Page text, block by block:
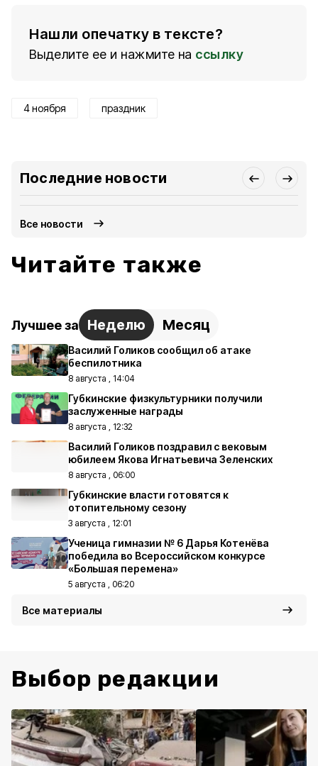
Нашли опечатку в тексте?
Выделите ее и нажмите на ссылку
4 ноября праздник
Последние новости
Все новости
Читайте также
Лучшее за Неделю Месяц
Василий Голиков сообщил об атаке
беспилотника
8 августа , 14:04
Губкинские физкультурники получили
заслуженные награды
8 августа , 12:32
Василий Голиков поздравил с вековым
юбилеем Якова Игнатьевича Зеленских
8 августа , 06:00
Губкинские власти готовятся к
отопительному сезону
3 августа , 12:01
Ученица гимназии № 6 Дарья Котенёва
победила во Всероссийском конкурсе
«Большая перемена»
5 августа , 06:20
Все материалы
Выбор редакции